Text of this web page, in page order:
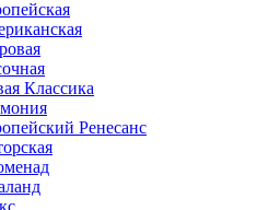
Классика
Ренесанс